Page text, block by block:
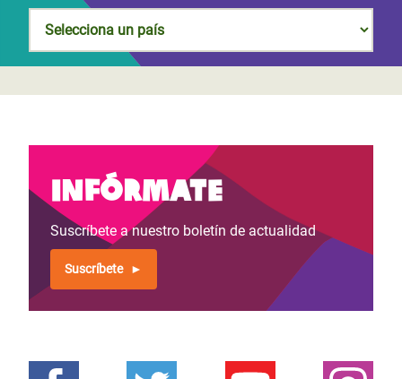
Infórmate
Suscríbete a nuestro boletín de actualidad
Suscríbete